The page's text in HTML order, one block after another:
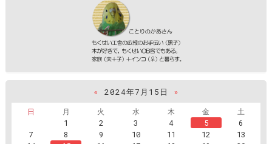
« 2024年7月15日
»
日
月 火 水 木 金
土
1
2 3 4 5
6
7
8 9 10 11 12
13